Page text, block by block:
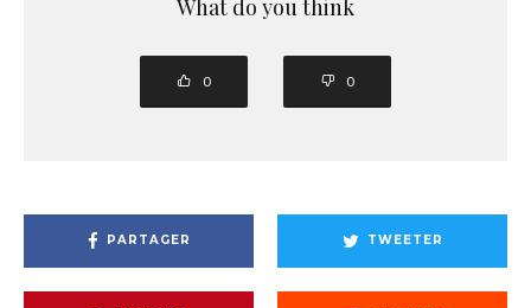
What do you think
0 0
PARTAGER TWEETER